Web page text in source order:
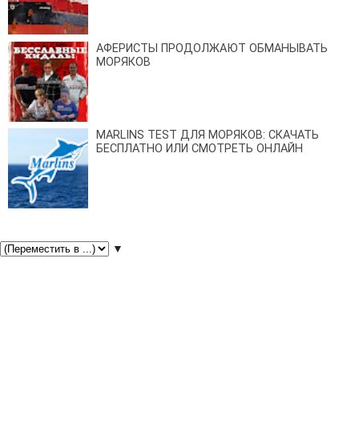
АФЕРИСТЫ ПРОДОЛЖАЮТ ОБМАНЫВАТЬ
МОРЯКОВ
MARLINS TEST ДЛЯ МОРЯКОВ: СКАЧАТЬ
БЕСПЛАТНО ИЛИ СМОТРЕТЬ ОНЛАЙН
▼